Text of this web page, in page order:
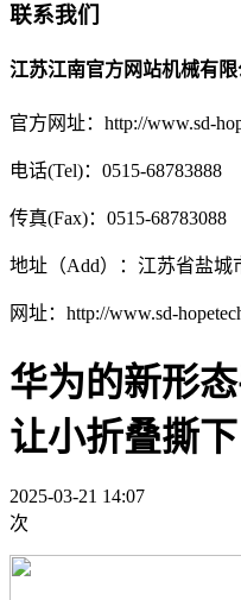
联系我们
江苏江南官方网站机械有限
官方网址：http://www.sd-
电话(Tel)：0515-68783888
传真(Fax)：0515-68783088
地址（Add）：江苏省盐城
网址：http://www.sd-
华为的新形
让小折叠撕
2025-03-21 14:07
次